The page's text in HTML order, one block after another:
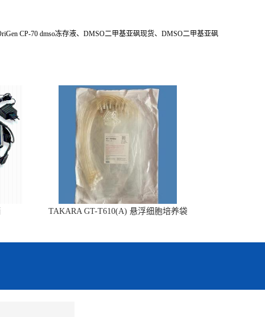
CP-70 dmso冻存液、DMSO二甲基亚砜现货、DMSO二甲基亚砜
TAKARA GT-T610(A) 悬浮细胞培养袋